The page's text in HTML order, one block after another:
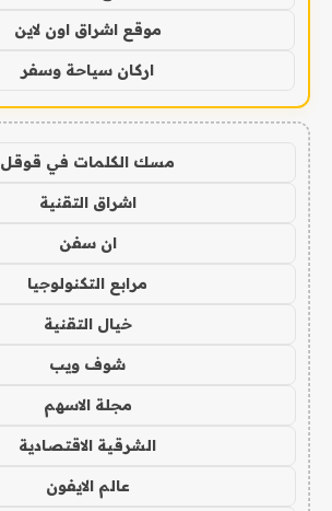
موقع اشراق اون لاين
اركان سياحة وسفر
مسك الكلمات في قوقل
اشراق التقنية
ان سفن
مرابع التكنولوجيا
خيال التقنية
شوف ويب
مجلة الاسهم
الشرقية الاقتصادية
عالم الايفون